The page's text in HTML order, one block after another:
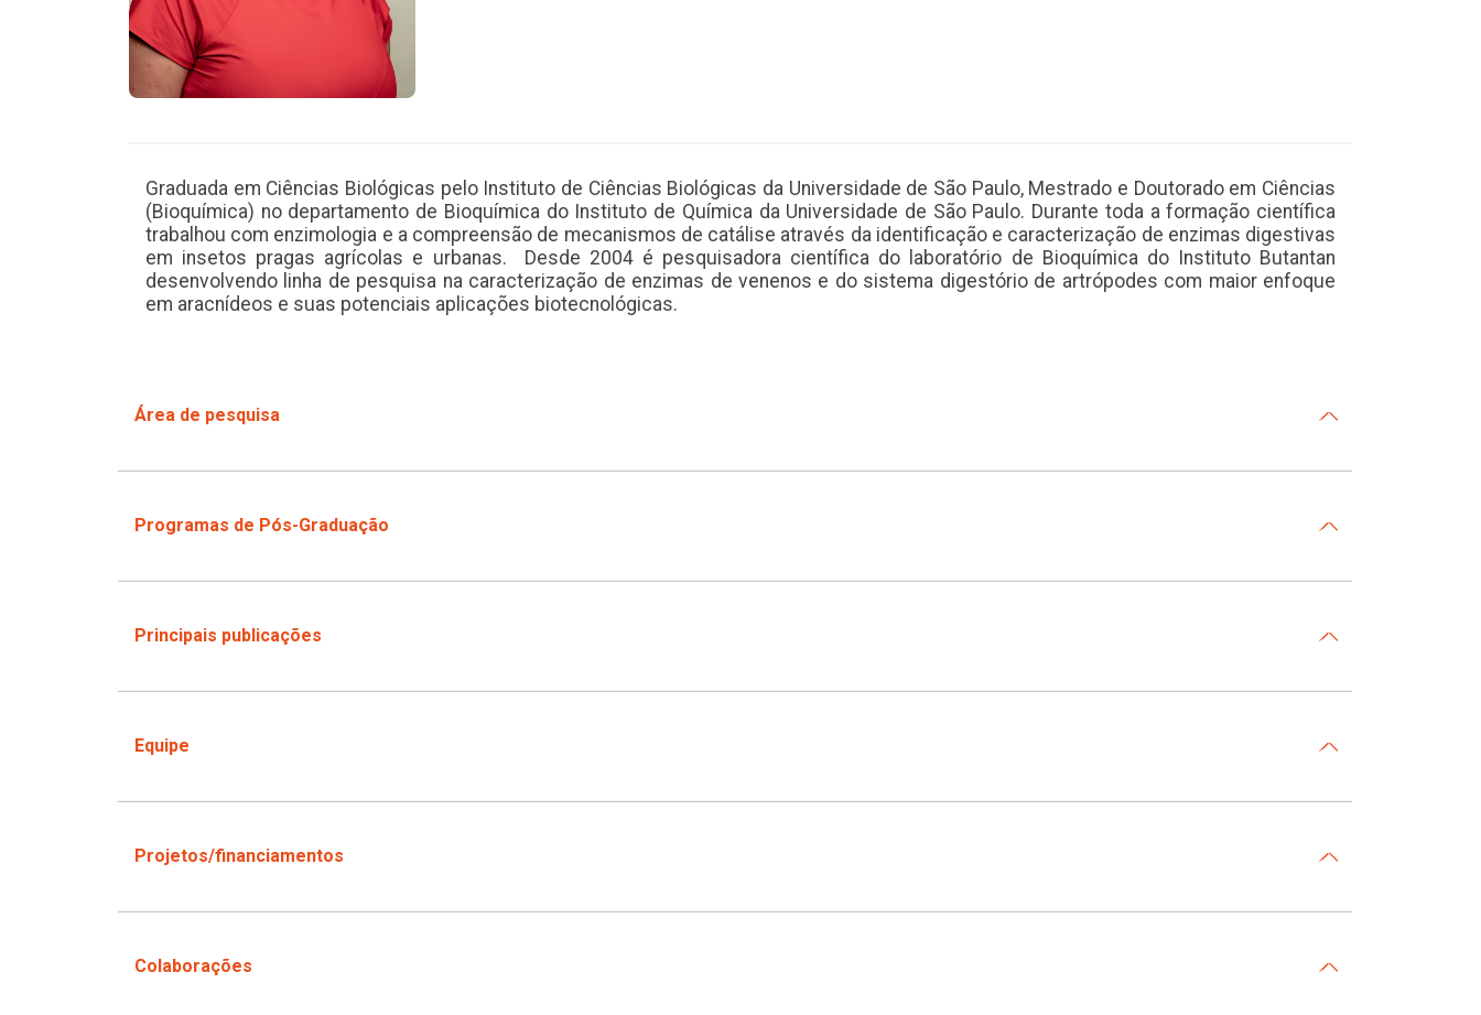
Graduada em Ciências Biológicas pelo Instituto de Ciências Biológicas da Universidade de São Paulo, Mestrado e Doutorado em Ciências
(Bioquímica) no departamento de Bioquímica do Instituto de Química da Universidade de São Paulo. Durante toda a formação científica
trabalhou com enzimologia e a compreensão de mecanismos de catálise através da identificação e caracterização de enzimas digestivas
em insetos pragas agrícolas e urbanas. Desde 2004 é pesquisadora científica do laboratório de Bioquímica do Instituto Butantan
desenvolvendo linha de pesquisa na caracterização de enzimas de venenos e do sistema digestório de artrópodes com maior enfoque
em aracnídeos e suas potenciais aplicações biotecnológicas.
Área de pesquisa
Programas de Pós-Graduação
Principais publicações
Equipe
Projetos/financiamentos
Colaborações